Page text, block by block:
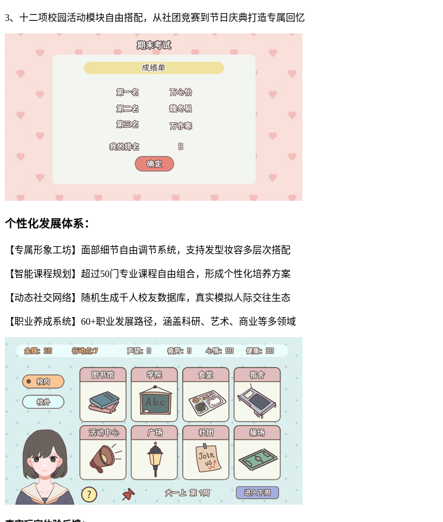
3、十二项校园活动模块自由搭配，从社团竞赛到节日庆典打造专属回忆
个性化发展体系：
【专属形象工坊】面部细节自由调节系统，支持发型妆容多层次搭配
【智能课程规划】超过50门专业课程自由组合，形成个性化培养方案
【动态社交网络】随机生成千人校友数据库，真实模拟人际交往生态
【职业养成系统】60+职业发展路径，涵盖科研、艺术、商业等多领域